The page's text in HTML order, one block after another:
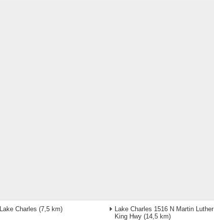
Lake Charles (7,5 km)
Lake Charles 1516 N Martin Luther
King Hwy (14,5 km)